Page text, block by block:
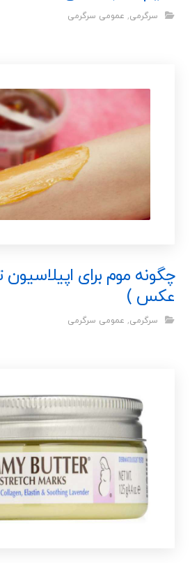
سرگرمی, عمومی سرگرمی
چگونه موم برای اپیلاسیون
عکس )
سرگرمی, عمومی سرگرمی